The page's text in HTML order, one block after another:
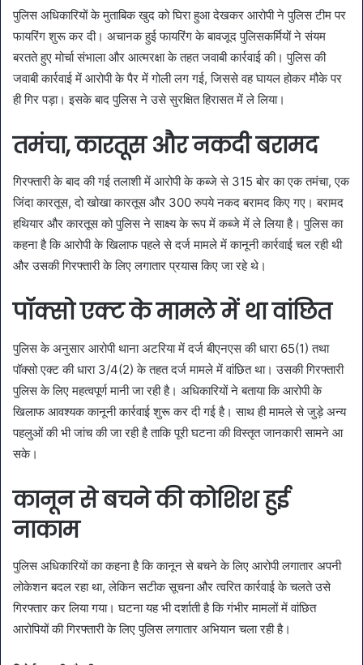
पुलिस अधिकारियों के मुताबिक खुद को घिरा हुआ देखकर आरोपी ने पुलिस टीम पर
फायरिंग शुरू कर दी। अचानक हुई फायरिंग के बावजूद पुलिसकर्मियों ने संयम
बरतते हुए मोर्चा संभाला और आत्मरक्षा के तहत जवाबी कार्रवाई की। पुलिस की
जवाबी कार्रवाई में आरोपी के पैर में गोली लग गई, जिससे वह घायल होकर मौके पर
ही गिर पड़ा। इसके बाद पुलिस ने उसे सुरक्षित हिरासत में ले लिया।
तमंचा, कारतूस और नकदी बरामद
गिरफ्तारी के बाद की गई तलाशी में आरोपी के कब्जे से 315 बोर का एक तमंचा, एक
जिंदा कारतूस, दो खोखा कारतूस और 300 रुपये नकद बरामद किए गए। बरामद
हथियार और कारतूस को पुलिस ने साक्ष्य के रूप में कब्जे में ले लिया है। पुलिस का
कहना है कि आरोपी के खिलाफ पहले से दर्ज मामले में कानूनी कार्रवाई चल रही थी
और उसकी गिरफ्तारी के लिए लगातार प्रयास किए जा रहे थे।
पॉक्सो एक्ट के मामले में था वांछित
पुलिस के अनुसार आरोपी थाना अटरिया में दर्ज बीएनएस की धारा 65(1) तथा
पॉक्सो एक्ट की धारा 3/4(2) के तहत दर्ज मामले में वांछित था। उसकी गिरफ्तारी
पुलिस के लिए महत्वपूर्ण मानी जा रही है। अधिकारियों ने बताया कि आरोपी के
खिलाफ आवश्यक कानूनी कार्रवाई शुरू कर दी गई है। साथ ही मामले से जुड़े अन्य
पहलुओं की भी जांच की जा रही है ताकि पूरी घटना की विस्तृत जानकारी सामने आ
सके।
कानून से बचने की कोशिश हुई
नाकाम
पुलिस अधिकारियों का कहना है कि कानून से बचने के लिए आरोपी लगातार अपनी
लोकेशन बदल रहा था, लेकिन सटीक सूचना और त्वरित कार्रवाई के चलते उसे
गिरफ्तार कर लिया गया। घटना यह भी दर्शाती है कि गंभीर मामलों में वांछित
आरोपियों की गिरफ्तारी के लिए पुलिस लगातार अभियान चला रही है।